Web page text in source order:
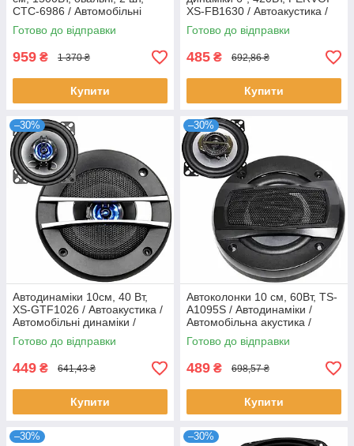
CTC-6986 / Автомобільні
колонки / Автоакустика /
Колонки в машину
Готово до відправки
959 ₴ 1 370 ₴
Купити
XS-FB1630 / Автоакустика /
Автодинаміки / Колонки в
машину
Готово до відправки
485 ₴ 692,86 ₴
Купити
–30%
Автодинаміки 10см, 40 Вт,
XS-GTF1026 / Автоакустика /
Автомобільні динаміки /
Колонки в машину
Готово до відправки
449 ₴ 641,43 ₴
Купити
–30%
Автоколонки 10 см, 60Вт, TS-
A1095S / Автодинаміки /
Автомобільна акустика /
Колонки для авто /
Автоакустика
Готово до відправки
489 ₴ 698,57 ₴
Купити
–30% –30%